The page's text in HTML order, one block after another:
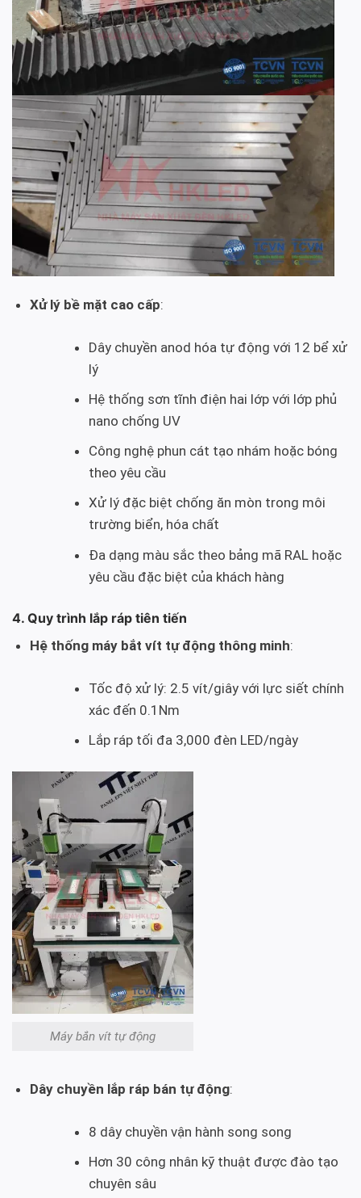
Xử lý bề mặt cao cấp:
Dây chuyền anod hóa tự động với 12 bể xử
lý
Hệ thống sơn tĩnh điện hai lớp với lớp phủ
nano chống UV
Công nghệ phun cát tạo nhám hoặc bóng
theo yêu cầu
Xử lý đặc biệt chống ăn mòn trong môi
trường biển, hóa chất
Đa dạng màu sắc theo bảng mã RAL hoặc
yêu cầu đặc biệt của khách hàng
4. Quy trình lắp ráp tiên tiến
Hệ thống máy bắt vít tự động thông minh:
Tốc độ xử lý: 2.5 vít/giây với lực siết chính
xác đến 0.1Nm
Lắp ráp tối đa 3,000 đèn LED/ngày
Máy bắn vít tự động
Dây chuyền lắp ráp bán tự động:
8 dây chuyền vận hành song song
Hơn 30 công nhân kỹ thuật được đào tạo
chuyên sâu